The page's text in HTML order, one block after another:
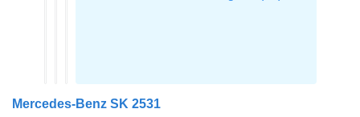
Mercedes-Benz SK 2531